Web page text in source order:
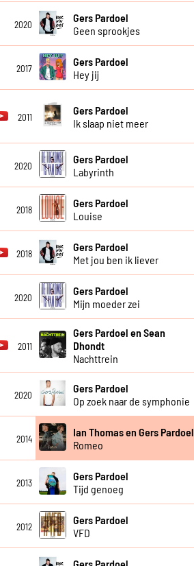
2020
Gers Pardoel
Geen sprookjes
2017
Gers Pardoel
Hey jij
2011
Gers Pardoel
Ik slaap niet meer
2020
Gers Pardoel
Labyrinth
2018
Gers Pardoel
Louise
2018
Gers Pardoel
Met jou ben ik liever
2020
Gers Pardoel
Mijn moeder zei
2011
Gers Pardoel en Sean
Dhondt
Nachttrein
2020
Gers Pardoel
Op zoek naar de symphonie
2014
Ian Thomas en Gers Pardoel
Romeo
2013
Gers Pardoel
Tijd genoeg
2012
Gers Pardoel
VFD
Gers Pardoel